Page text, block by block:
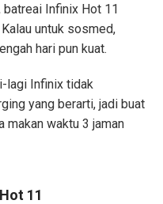
Infinix Hot 11
untuk sosmed,
hari pun kuat.
lagi Infinix tidak
yang berarti, jadi buat
makan waktu 3 jaman
11